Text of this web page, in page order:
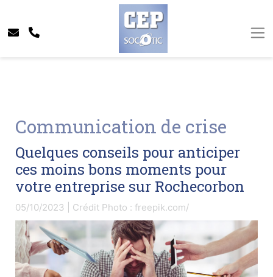
Communication de crise
Quelques conseils pour anticiper
ces moins bons moments pour
votre entreprise sur Rochecorbon
05/10/2023 | Crédit Photo : freepik.com/